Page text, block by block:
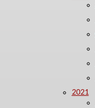
2021